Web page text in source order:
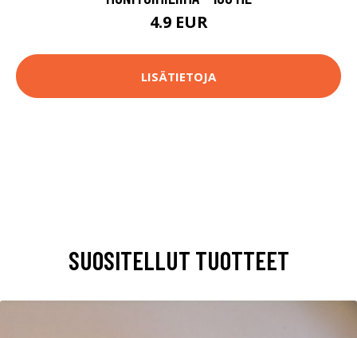
4.9 EUR
LISÄTIETOJA
SUOSITELLUT TUOTTEET